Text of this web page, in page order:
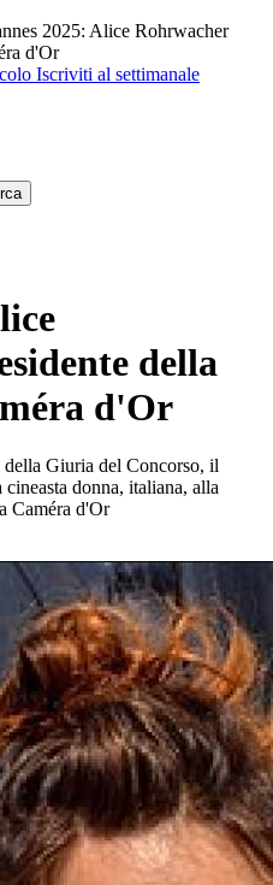
2025: Alice Rohrwacher
d'Or
Iscriviti al settimanale
della
d'Or
Giuria del Concorso, il
donna, italiana, alla
Caméra d'Or